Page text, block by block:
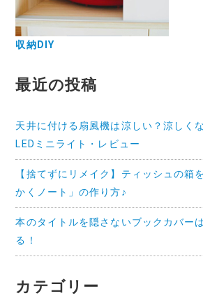
収納DIY
最近の投稿
天井に付ける扇風機は涼しい？涼しく
LEDミニライト・レビュー
【捨てずにリメイク】ティッシュの箱
かくノート」の作り方♪
本のタイトルを隠さないブックカバー
る！
カテゴリー